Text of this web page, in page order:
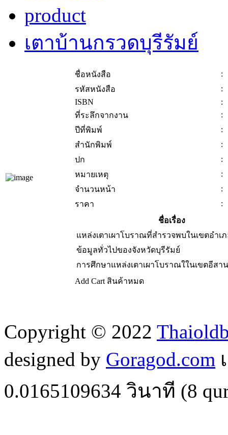
product
เตาบ้านกรวดบุรีรัมย์
ชื่อหนังสือ
:
รหัสหนังสือ
:
ISBN
:
ที่ระลึกจากงาน
:
ปีที่พิมพ์
:
สำนักพิมพ์
:
ปก
:
หมายเหตุ
:
จำนวนหน้า
:
ราคา
:
ชื่อเรื่อง
แหล่งเตาเผาโบราณที่สำรวจพบในเขตอำเ
ข้อมูลทั่วไปของจังหวัดบุรีรัมย์
การศึกษาแหล่งเตาเผาโบราณใในเขตอีสา
Add Cart สินค้าหมด
Copyright © 2022
designed by Goragod.com
0.0165109634 วินาที (8